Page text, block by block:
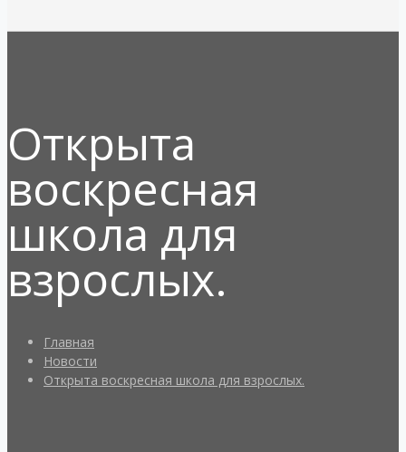
Открыта
воскресная
школа для
взрослых.
Главная
Новости
Открыта воскресная школа для взрослых.